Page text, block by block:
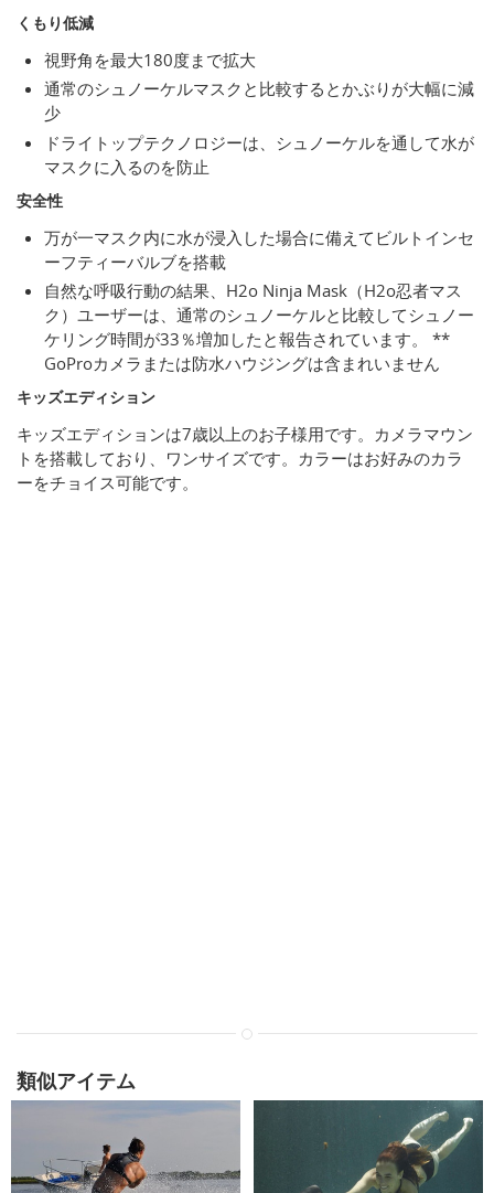
くもり低減
視野角を最大180度まで拡大
通常のシュノーケルマスクと比較するとかぶりが大幅に減
少
ドライトップテクノロジーは、シュノーケルを通して水が
マスクに入るのを防止
安全性
万が一マスク内に水が浸入した場合に備えてビルトインセ
ーフティーバルブを搭載
自然な呼吸行動の結果、H2o Ninja Mask（H2o忍者マス
ク）ユーザーは、通常のシュノーケルと比較してシュノー
ケリング時間が33％増加したと報告されています。 **
GoProカメラまたは防水ハウジングは含まれいません
キッズエディション
キッズエディションは7歳以上のお子様用です。カメラマウン
トを搭載しており、ワンサイズです。カラーはお好みのカラ
ーをチョイス可能です。
類似アイテム